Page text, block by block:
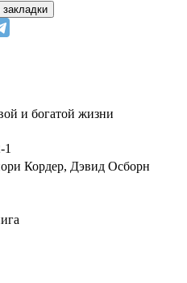
закладки
и богатой жизни
1
Кордер, Дэвид Осборн